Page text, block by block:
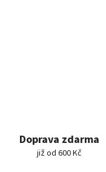
Doprava zdarma
již od 600 Kč